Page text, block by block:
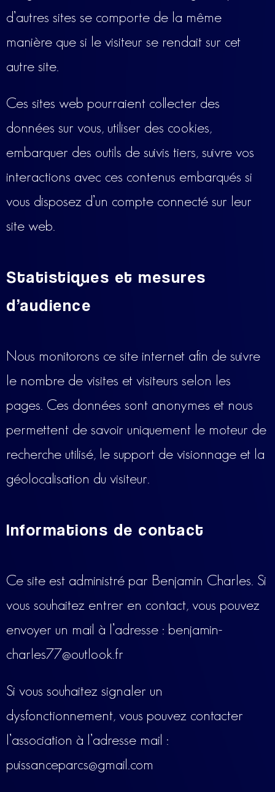
d’autres sites se comporte de la même
manière que si le visiteur se rendait sur cet
autre site.
Ces sites web pourraient collecter des
données sur vous, utiliser des cookies,
embarquer des outils de suivis tiers, suivre vos
interactions avec ces contenus embarqués si
vous disposez d’un compte connecté sur leur
site web.
Statistiques et mesures
d’audience
Nous monitorons ce site internet afin de suivre
le nombre de visites et visiteurs selon les
pages. Ces données sont anonymes et nous
permettent de savoir uniquement le moteur de
recherche utilisé, le support de visionnage et la
géolocalisation du visiteur.
Informations de contact
Ce site est administré par Benjamin Charles. Si
vous souhaitez entrer en contact, vous pouvez
envoyer un mail à l’adresse : benjamin-
charles77@outlook.fr
Si vous souhaitez signaler un
dysfonctionnement, vous pouvez contacter
l’association à l’adresse mail :
puissanceparcs@gmail.com